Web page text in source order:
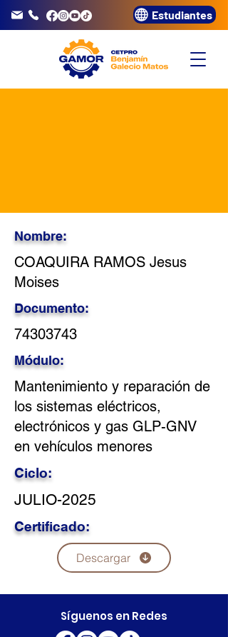
3320072 Estudiantes
Nombre:
COAQUIRA RAMOS Jesus
Moises
Documento:
74303743
Módulo:
Mantenimiento y reparación de
los sistemas eléctricos,
electrónicos y gas GLP-GNV
en vehículos menores
Ciclo:
JULIO-2025
Certificado:
Descargar
Síguenos en Redes